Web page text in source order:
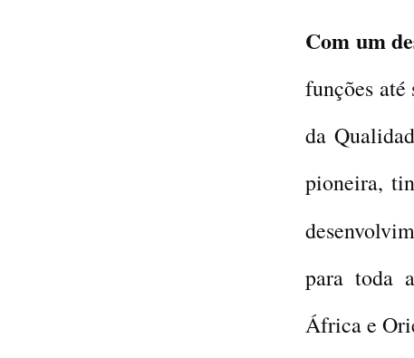
Com um
funções até
da
pioneira,
para toda
África e